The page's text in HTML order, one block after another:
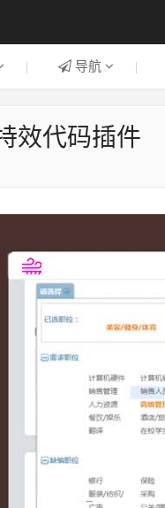
| 导航 |
效代码插件